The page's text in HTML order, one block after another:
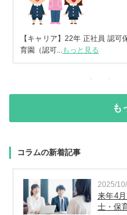
【キャリア】22年 正社員 認
育園（認可...
もっと見る
も
コラムの新着記事
2025/
来年4
士・保